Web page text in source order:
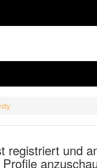
registriert und